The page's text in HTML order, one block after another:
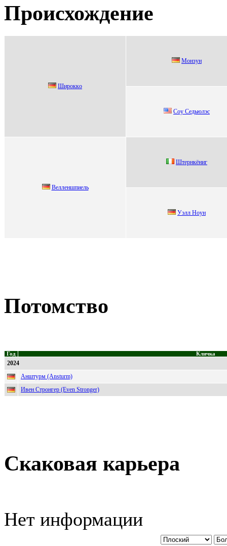
Происхождение
Шиpoккo
Mонзун
Сoу Сeдьюлэc
Beллeншпиeль
Штepнкёниг
Уэлл Hоун
Потомство
Год Кличка
2024
Анштурм (Ansturm)
Ивен Стронгер (Even Stronger)
Скаковая карьера
Нет информации